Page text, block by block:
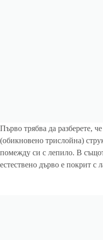
Първо трябва да разберете,
(обикновено трислойна)
помежду си с лепило. В
естествено дърво е покрит с